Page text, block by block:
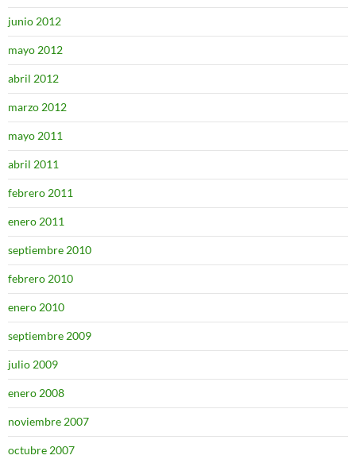
junio 2012
mayo 2012
abril 2012
marzo 2012
mayo 2011
abril 2011
febrero 2011
enero 2011
septiembre 2010
febrero 2010
enero 2010
septiembre 2009
julio 2009
enero 2008
noviembre 2007
octubre 2007